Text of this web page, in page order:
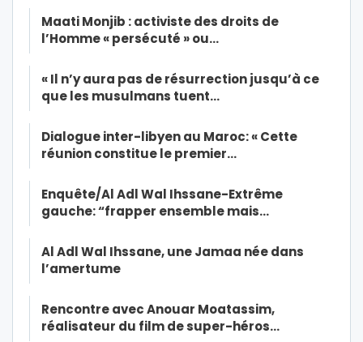
Maati Monjib : activiste des droits de
l’Homme « persécuté » ou…
« Il n’y aura pas de résurrection jusqu’à ce
que les musulmans tuent…
Dialogue inter-libyen au Maroc: « Cette
réunion constitue le premier…
Enquête/Al Adl Wal Ihssane-Extrême
gauche: “frapper ensemble mais…
Al Adl Wal Ihssane, une Jamaa née dans
l’amertume
Rencontre avec Anouar Moatassim,
réalisateur du film de super-héros…